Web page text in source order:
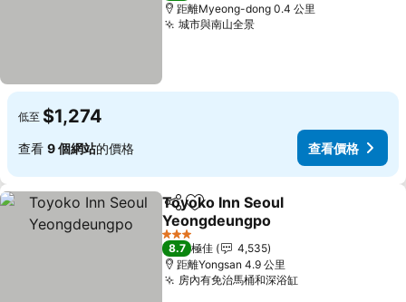
距離Myeong-dong 0.4 公里
城市與南山全景查看價格
低至 $1,274
查看 9 個網站的價格 查看價格
分享 放到收藏夾
Toyoko Inn Seoul
Yeongdeungpo
查看價格
3 星級
8.7 極佳
4,535
距離Yongsan 4.9 公里
房內有免治馬桶和深浴缸查看價格